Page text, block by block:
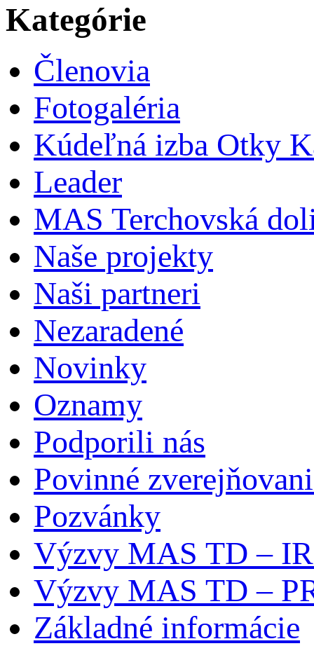
Kategórie
Členovia
Fotogaléria
Kúdeľná izba Otky
Leader
MAS Terchovská
Naše projekty
Naši partneri
Nezaradené
Novinky
Oznamy
Podporili nás
Povinné
Pozvánky
Výzvy MAS TD –
Výzvy MAS TD –
Základné informácie